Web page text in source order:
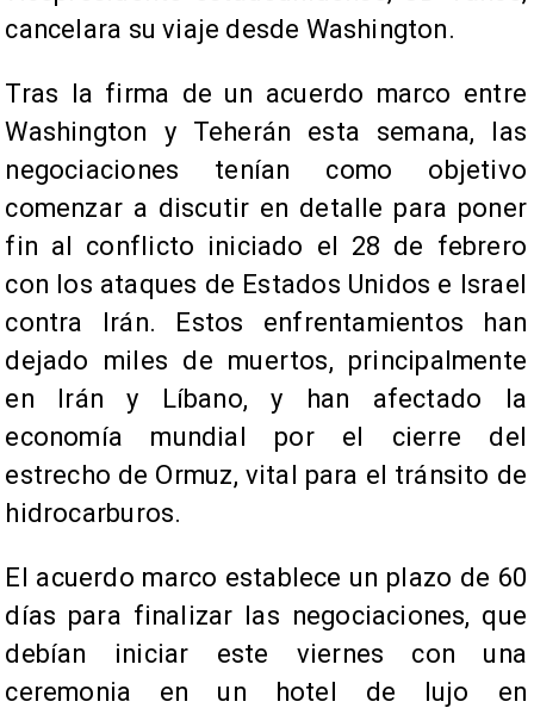
cancelara su viaje desde Washington.
Tras la firma de un acuerdo marco entre
Washington y Teherán esta semana, las
negociaciones tenían como objetivo
comenzar a discutir en detalle para poner
fin al conflicto iniciado el 28 de febrero
con los ataques de Estados Unidos e Israel
contra Irán. Estos enfrentamientos han
dejado miles de muertos, principalmente
en Irán y Líbano, y han afectado la
economía mundial por el cierre del
estrecho de Ormuz, vital para el tránsito de
hidrocarburos.
El acuerdo marco establece un plazo de 60
días para finalizar las negociaciones, que
debían iniciar este viernes con una
ceremonia en un hotel de lujo en